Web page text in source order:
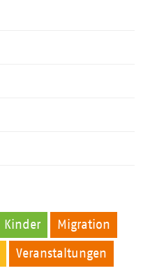
Kinder Migration
Veranstaltungen